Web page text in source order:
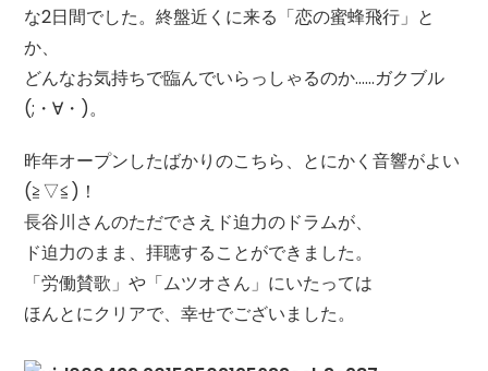
な2日間でした。終盤近くに来る「恋の蜜蜂飛行」と
か、
どんなお気持ちで臨んでいらっしゃるのか……ガクブル
(;・∀・)。
昨年オープンしたばかりのこちら、とにかく音響がよい
(≧▽≦)！
長谷川さんのただでさえド迫力のドラムが、
ド迫力のまま、拝聴することができました。
「労働賛歌」や「ムツオさん」にいたっては
ほんとにクリアで、幸せでございました。